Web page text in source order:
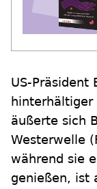
US-Präsident
hinterhältiger
äußerte sich
Westerwelle
während sie
genießen, ist